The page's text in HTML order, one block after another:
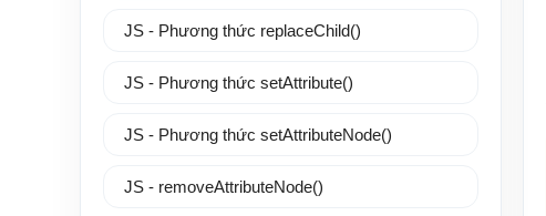
JS - Phương thức replaceChild()
JS - Phương thức setAttribute()
JS - Phương thức setAttributeNode()
JS - removeAttributeNode()